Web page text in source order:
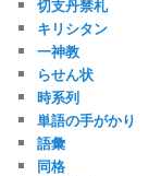
切支丹禁札
キリシタン
一神教
らせん状
時系列
単語の手がかり
語彙
同格